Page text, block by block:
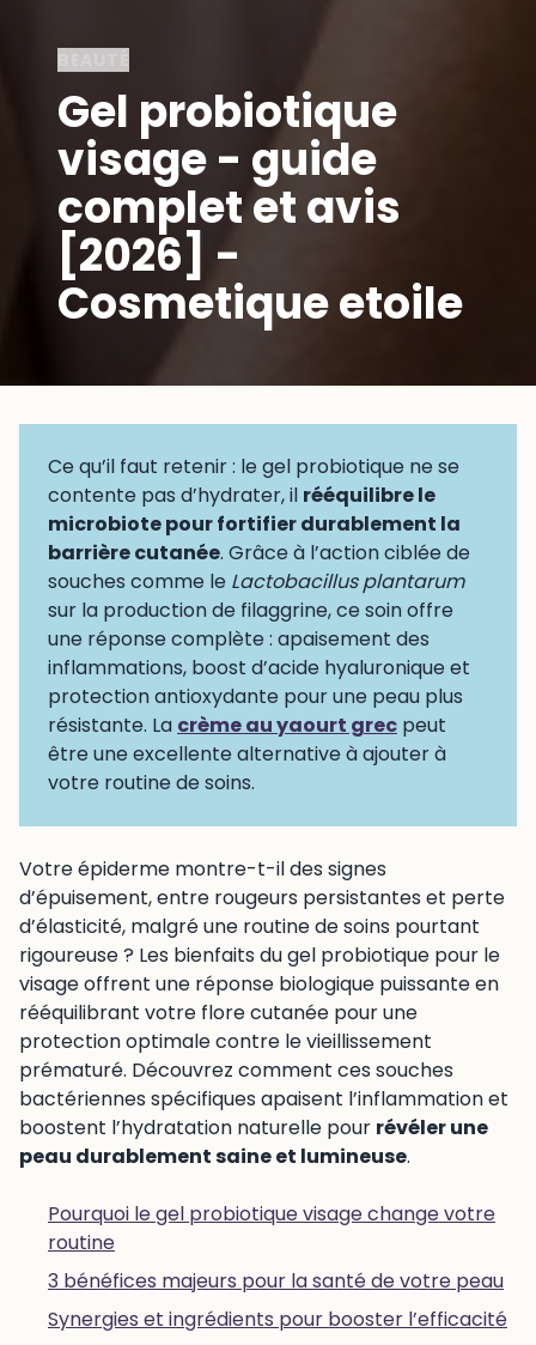
Gel probiotique
visage - guide
complet et avis
[2026] -
Cosmetique etoile
Ce qu’il faut retenir : le gel probiotique ne se
contente pas d’hydrater, il rééquilibre le
microbiote pour fortifier durablement la
barrière cutanée. Grâce à l’action ciblée de
souches comme le Lactobacillus plantarum
sur la production de filaggrine, ce soin offre
une réponse complète : apaisement des
inflammations, boost d’acide hyaluronique et
protection antioxydante pour une peau plus
résistante. La crème au yaourt grec peut
être une excellente alternative à ajouter à
votre routine de soins.
Votre épiderme montre-t-il des signes
d’épuisement, entre rougeurs persistantes et perte
d’élasticité, malgré une routine de soins pourtant
rigoureuse ? Les bienfaits du gel probiotique pour le
visage offrent une réponse biologique puissante en
rééquilibrant votre flore cutanée pour une
protection optimale contre le vieillissement
prématuré. Découvrez comment ces souches
bactériennes spécifiques apaisent l’inflammation et
boostent l’hydratation naturelle pour révéler une
peau durablement saine et lumineuse.
Pourquoi le gel probiotique visage change votre
routine
3 bénéfices majeurs pour la santé de votre peau
Synergies et ingrédients pour booster l’efficacité